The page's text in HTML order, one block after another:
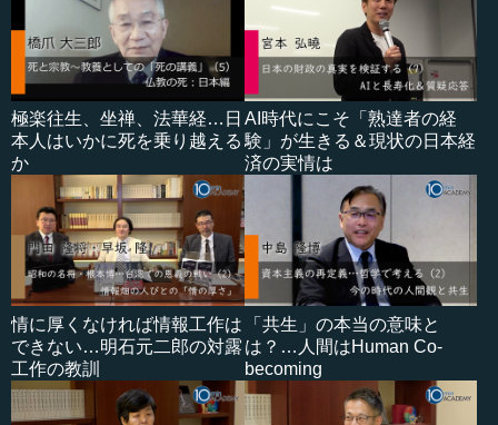
極楽往生、坐禅、法華経…日
本人はいかに死を乗り越える
か
AI時代にこそ「熟達者の経
験」が生きる＆現状の日本経
済の実情は
情に厚くなければ情報工作は
できない…明石元二郎の対露
工作の教訓
「共生」の本当の意味と
は？…人間はHuman Co-
becoming